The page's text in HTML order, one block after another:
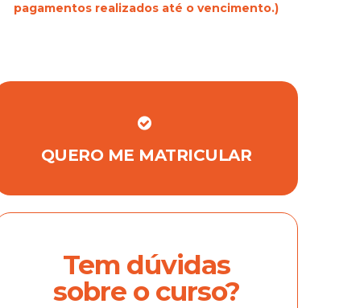
pagamentos realizados até o vencimento.)
QUERO ME MATRICULAR
Tem dúvidas
sobre o curso?